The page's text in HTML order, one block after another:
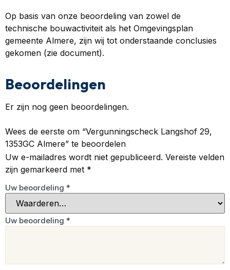
Op basis van onze beoordeling van zowel de
technische bouwactiviteit als het Omgevingsplan
gemeente Almere, zijn wij tot onderstaande conclusies
gekomen (zie document).
Beoordelingen
Er zijn nog geen beoordelingen.
Wees de eerste om “Vergunningscheck Langshof 29,
1353GC Almere” te beoordelen
Uw e-mailadres wordt niet gepubliceerd. Vereiste velden
zijn gemarkeerd met *
Uw beoordeling *
Uw beoordeling *